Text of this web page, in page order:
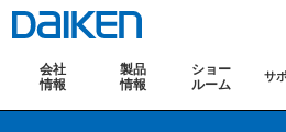
会社
情報
製品
情報
ショー
ルーム
サ